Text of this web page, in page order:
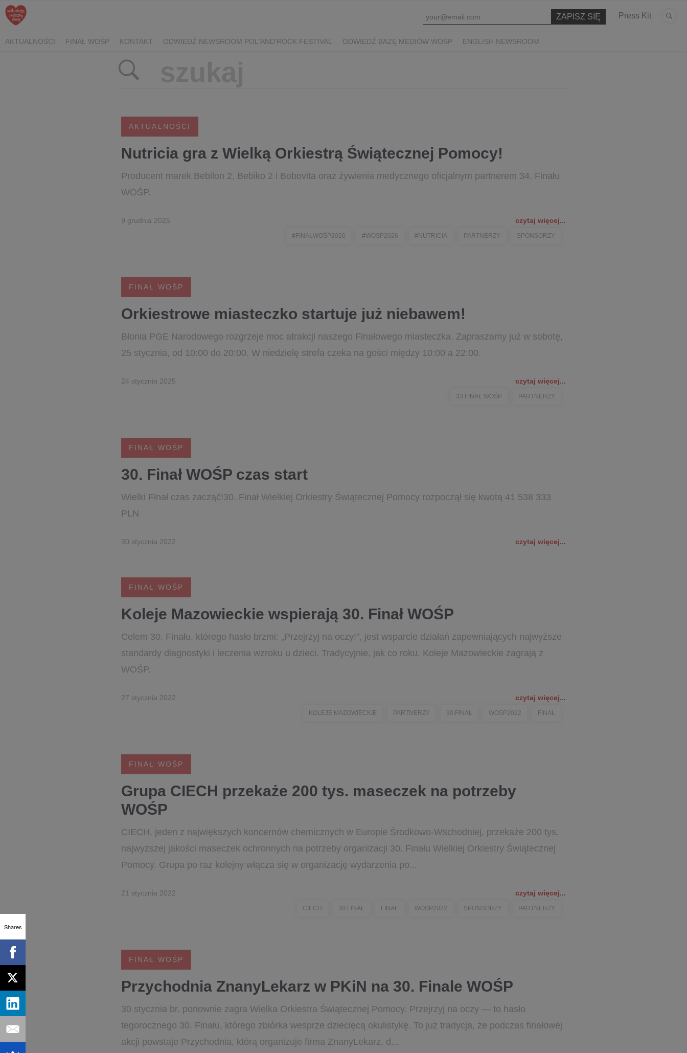
Press Kit
AKTUALNOŚCI FINAŁ WOŚP KONTAKT ODWIEDŹ NEWSROOM POL'AND'ROCK FESTIVAL ODWIEDŹ BAZĘ MEDIÓW WOŚP ENGLISH NEWSROOM
AKTUALNOŚCI
Nutricia gra z Wielką Orkiestrą Świątecznej Pomocy!
Producent marek Bebilon 2, Bebiko 2 i Bobovita oraz żywienia medycznego oficjalnym partnerem 34. Finału
WOŚP.
9 grudnia 2025 czytaj więcej...
#FINAŁWOŚP2026 #WOSP2026 #NUTRICIA PARTNERZY SPONSORZY
FINAŁ WOŚP
Orkiestrowe miasteczko startuje już niebawem!
Błonia PGE Narodowego rozgrzeje moc atrakcji naszego Finałowego miasteczka. Zapraszamy już w sobotę,
25 stycznia, od 10:00 do 20:00. W niedzielę strefa czeka na gości między 10:00 a 22:00.
24 stycznia 2025 czytaj więcej...
33 FINAŁ WOŚP PARTNERZY
FINAŁ WOŚP
30. Finał WOŚP czas start
Wielki Finał czas zacząć!30. Finał Wielkiej Orkiestry Świątecznej Pomocy rozpoczął się kwotą 41 538 333
PLN
30 stycznia 2022 czytaj więcej...
FINAŁ WOŚP
Koleje Mazowieckie wspierają 30. Finał WOŚP
Celem 30. Finału, którego hasło brzmi: „Przejrzyj na oczy!”, jest wsparcie działań zapewniających najwyższe
standardy diagnostyki i leczenia wzroku u dzieci. Tradycyjnie, jak co roku, Koleje Mazowieckie zagrają z
WOŚP.
27 stycznia 2022 czytaj więcej...
KOLEJE MAZOWIECKIE PARTNERZY 30.FINAŁ WOSP2022 FINAŁ
FINAŁ WOŚP
Grupa CIECH przekaże 200 tys. maseczek na potrzeby
WOŚP
CIECH, jeden z największych koncernów chemicznych w Europie Środkowo-Wschodniej, przekaże 200 tys.
najwyższej jakości maseczek ochronnych na potrzeby organizacji 30. Finału Wielkiej Orkiestry Świątecznej
Pomocy. Grupa po raz kolejny włącza się w organizację wydarzenia po...
21 stycznia 2022 czytaj więcej...
CIECH 30.FINAŁ FINAŁ WOSP2022 SPONSORZY PARTNERZY
FINAŁ WOŚP
Przychodnia ZnanyLekarz w PKiN na 30. Finale WOŚP
30 stycznia br. ponownie zagra Wielka Orkiestra Świątecznej Pomocy. Przejrzyj na oczy — to hasło
tegorocznego 30. Finału, którego zbiórka wesprze dziecięcą okulistykę. To już tradycja, że podczas finałowej
akcji powstaje Przychodnia, którą organizuje firma ZnanyLekarz, d...
Shares